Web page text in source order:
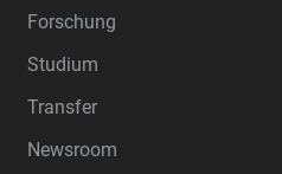
Forschung
Studium
Transfer
Newsroom